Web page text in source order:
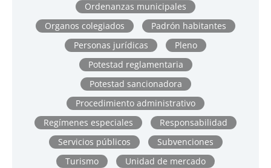
Ordenanzas municipales
Organos colegiados
Padrón habitantes
Personas jurídicas
Pleno
Potestad reglamentaria
Potestad sancionadora
Procedimiento administrativo
Regímenes especiales
Responsabilidad
Servicios públicos
Subvenciones
Turismo
Unidad de mercado